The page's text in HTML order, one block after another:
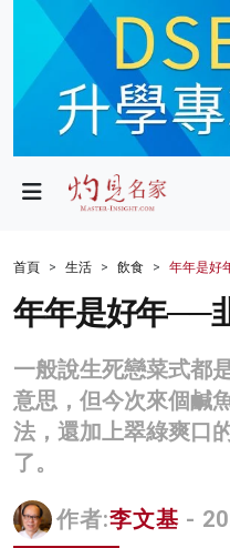
政局
財經
生活
商業
科技
名家榜
首頁 生活 飲食 年年是好
年年是好年──
一般說生死戀菜式都
意思，但今次來個鹹
法，還加上翠綠爽口
了。
作者:李文基 -